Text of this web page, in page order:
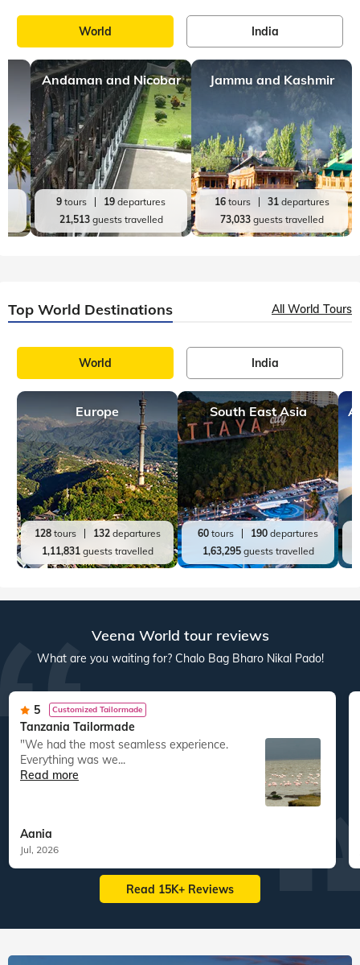
World India
Andaman and Nicobar
9 tours 19 departures
21,513guests travelled
Jammu and Kashmir
16tours 31departures
73,033guests travelled
Top World Destinations All World Tours
World India
Europe
128tours 132departures
1,11,831guests travelled
South East Asia
60 tours 190 departures
1,63,295guests travelled
Veena World tour reviews
What are you waiting for? Chalo Bag Bharo Nikal Pado!
5 Customized Tailormade
Tanzania Tailormade
"We had the most seamless experience.
Everything was we...
Read more
Aania
Jul, 2026
Read 15K+ Reviews